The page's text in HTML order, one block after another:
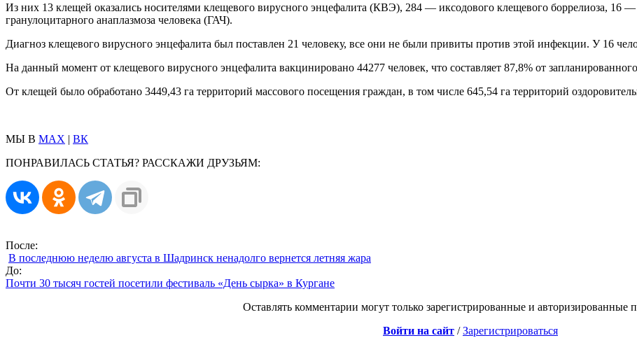
Из них 13 клещей оказались носителями клещевого вирусного энцефалита (КВЭ), 284 — иксодового клещевого боррелиоза,
гранулоцитарного анаплазмоза человека (ГАЧ).
Диагноз клещевого вирусного энцефалита был поставлен 21 человеку, все они не были привиты против этой инфекции. У 16
На данный момент от клещевого вирусного энцефалита вакцинировано 44277 человек, что составляет 87,8% от
От клещей было обработано 3449,43 га территорий массового посещения граждан, в том числе 645,54 га территорий
МЫ В MAX | ВК
ПОНРАВИЛАСЬ СТАТЬЯ? РАССКАЖИ ДРУЗЬЯМ:
После:
В последнюю неделю августа в Шадринск ненадолго вернется летняя жара
До:
Почти 30 тысяч гостей посетили фестиваль «День сырка» в Кургане
Оставлять комментарии могут только зарегистрированные и авторизированные
Войти на сайт /Зарегистрироваться